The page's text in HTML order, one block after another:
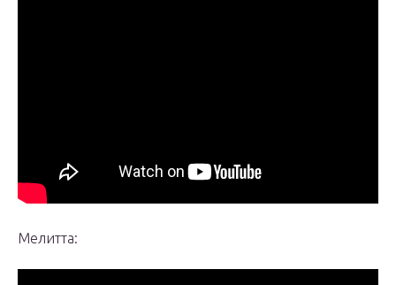
Мелитта: